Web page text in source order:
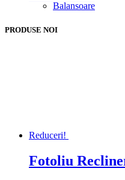
Balansoare
PRODUSE NOI
Reduceri!
Fotoliu